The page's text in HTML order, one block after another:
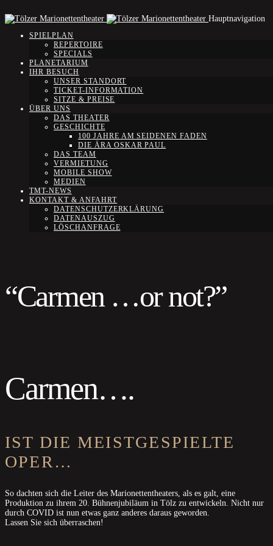
Hauptnavigation
SPIELPLAN
REPERTOIRE
SPECIALS
PLANETARIUM
IHR BESUCH
UNSER STANDORT
TICKET-INFORMATION
SITZE & PREISE
ÜBER UNS
DAS THEATER
GESCHICHTE
100 JAHRE AM SEIDENEN FADEN
DIE ÄRA OSKAR PAUL
DAS TEAM
VERMIETUNG
MOBILE SHOW
MEDIEN
TMT-NEWS
KONTAKT & ANFAHRT
DATENSCHUTZERKLÄRUNG
DATENAUSZUG
LÖSCHANFRAGE
“Carmen …or not?”
Carmen….
IST DIE MEISTGESPIELTE
OPER…
So dachten sich die Leiter des Marionettentheaters, als es galt, eine
Produktion zu ihrem 20. Bühnenjubiläum in Tölz zu entwickeln. Nicht nur
durch COVID ist nun etwas ganz anderes daraus geworden.
Lassen Sie sich überraschen!